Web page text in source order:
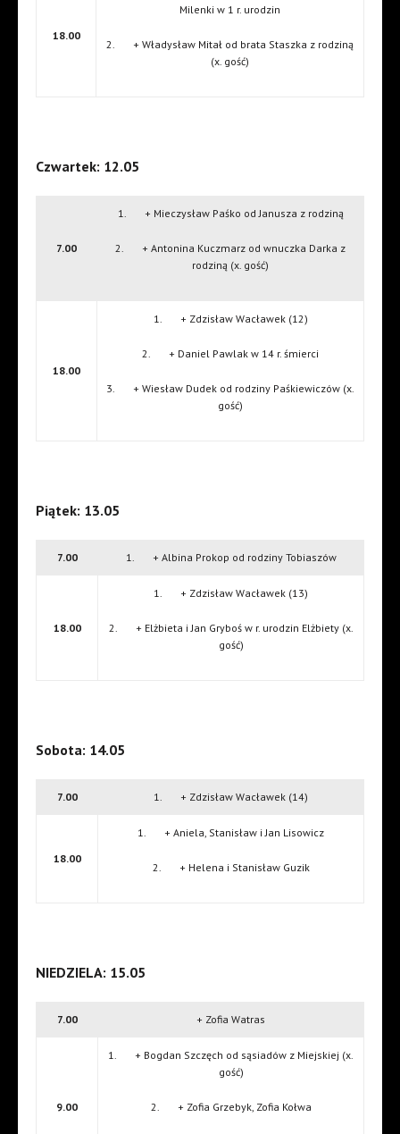
18.00
Milenki w 1 r. urodzin
2. + Władysław Mitał od brata Staszka z rodziną
(x. gość)
Czwartek: 12.05
7.00
1. + Mieczysław Paśko od Janusza z rodziną
2. + Antonina Kuczmarz od wnuczka Darka z
rodziną (x. gość)
18.00
1. + Zdzisław Wacławek (12)
2. + Daniel Pawlak w 14 r. śmierci
3. + Wiesław Dudek od rodziny Paśkiewiczów (x.
gość)
Piątek: 13.05
7.00 1. + Albina Prokop od rodziny Tobiaszów
18.00
1. + Zdzisław Wacławek (13)
2. + Elżbieta i Jan Gryboś w r. urodzin Elżbiety (x.
gość)
Sobota: 14.05
7.00 1. + Zdzisław Wacławek (14)
18.00
1. + Aniela, Stanisław i Jan Lisowicz
2. + Helena i Stanisław Guzik
NIEDZIELA: 15.05
7.00 + Zofia Watras
9.00
1. + Bogdan Szczęch od sąsiadów z Miejskiej (x.
gość)
2. + Zofia Grzebyk, Zofia Kołwa